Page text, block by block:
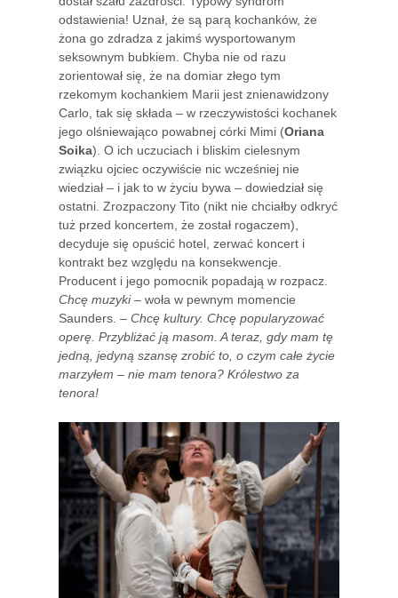
odstawienia! Uznał, że są parą kochanków, że
żona go zdradza z jakimś wysportowanym
seksownym bubkiem. Chyba nie od razu
zorientował się, że na domiar złego tym
rzekomym kochankiem Marii jest znienawidzony
Carlo, tak się składa – w rzeczywistości kochanek
jego olśniewająco powabnej córki Mimi (Oriana
Soika). O ich uczuciach i bliskim cielesnym
związku ojciec oczywiście nic wcześniej nie
wiedział – i jak to w życiu bywa – dowiedział się
ostatni. Zrozpaczony Tito (nikt nie chciałby odkryć
tuż przed koncertem, że został rogaczem),
decyduje się opuścić hotel, zerwać koncert i
kontrakt bez względu na konsekwencje.
Producent i jego pomocnik popadają w rozpacz.
Chcę muzyki– woła w pewnym momencie
Saunders. – Chcę kultury. Chcę popularyzować
operę. Przybliżać ją masom. A teraz, gdy mam tę
jedną, jedyną szansę zrobić to, o czym całe życie
marzyłem – nie mam tenora? Królestwo za
tenora!